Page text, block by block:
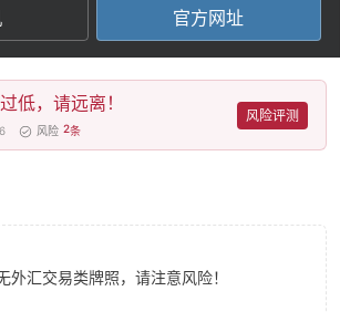
官方网址
低，请远离！
风险 2条
风险评测
外汇交易类牌照，请注意风险！